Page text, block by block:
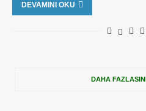
DEVAMINI OKU
DAHA